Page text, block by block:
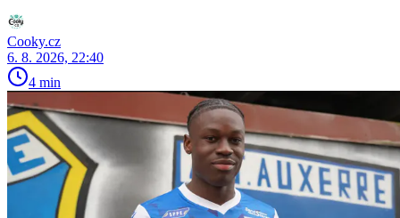
Cooky.cz
6. 8. 2026, 22:40
4 min